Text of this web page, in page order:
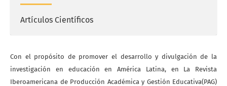
Artículos Científicos
Con el propósito de promover el desarrollo y divulgación de la
investigación en educación en América Latina, en La Revista
Iberoamericana de Producción Académica y Gestión Educativa(PAG)